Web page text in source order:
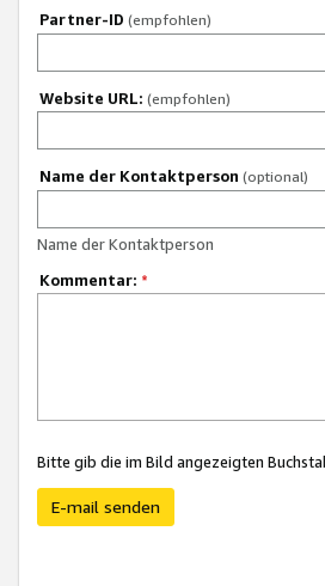
Partner-ID (empfohlen)
Website URL: (empfohlen)
Name der Kontaktperson (optional)
Name der Kontaktperson
Kommentar: *
Bitte gib die im Bild angezeigten
E-mail senden